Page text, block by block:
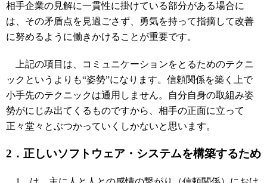
相手企業の見解に一貫性に掛けている部分がある場合に
は、その矛盾点を見過ごさず、勇気を持って指摘して改善
に努めるように働きかけることが重要です。
上記の項目は、コミュニケーションをとるためのテクニ
ックというよりも“姿勢”になります。信頼関係を築く上で
小手先のテクニックは通用しません。自分自身の取組み姿
勢がにじみ出てくるものですから、相手の正面に立って
正々堂々とぶつかっていくしかないと思います。
2．正しいソフトウェア・システムを構築するため